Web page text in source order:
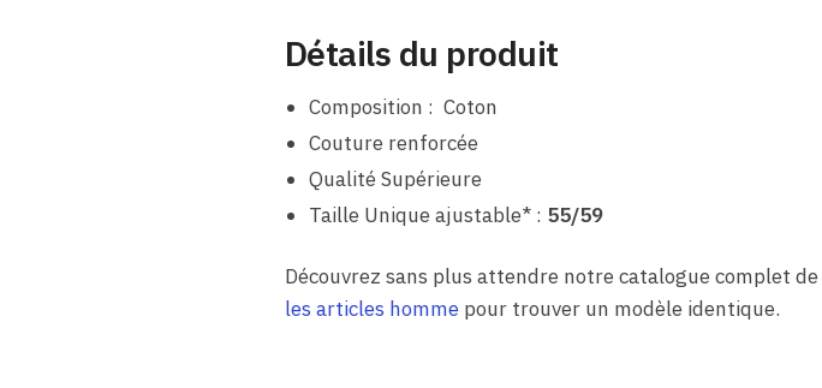
Détails du produit
Composition : Coton
Couture renforcée
Qualité Supérieure
Taille Unique ajustable* : 55/59
Découvrez sans plus attendre notre catalogue complet de
les articles hommepour trouver un modèle identique.